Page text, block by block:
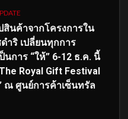
นค้าจากโครงการใน
ำริ เปลี่ยนทุกการ
นการ “ให้” 6-12 ธ.ค. นี้
Royal Gift Festival
ณ ศูนย์การค้าเซ็นทรัล